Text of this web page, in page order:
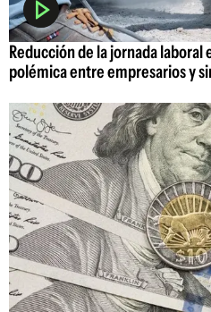
Reducción de la jornada
polémica entre empresarios y